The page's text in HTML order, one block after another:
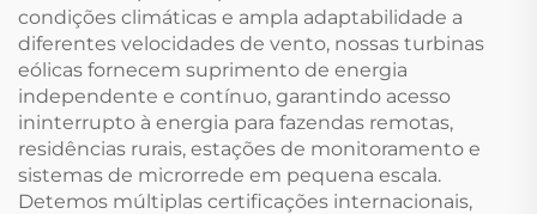
condições climáticas e ampla adaptabilidade a
diferentes velocidades de vento, nossas turbinas
eólicas fornecem suprimento de energia
independente e contínuo, garantindo acesso
ininterrupto à energia para fazendas remotas,
residências rurais, estações de monitoramento e
sistemas de microrrede em pequena escala.
Detemos múltiplas certificações internacionais,